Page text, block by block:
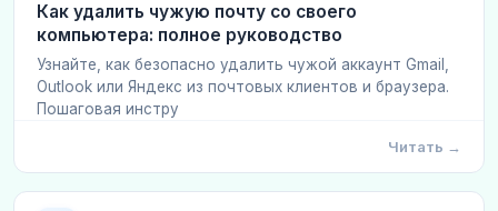
Как удалить чужую почту со своего
компьютера: полное руководство
Узнайте, как безопасно удалить чужой аккаунт Gmail,
Outlook или Яндекс из почтовых клиентов и браузера.
Пошаговая инстру
Читать →